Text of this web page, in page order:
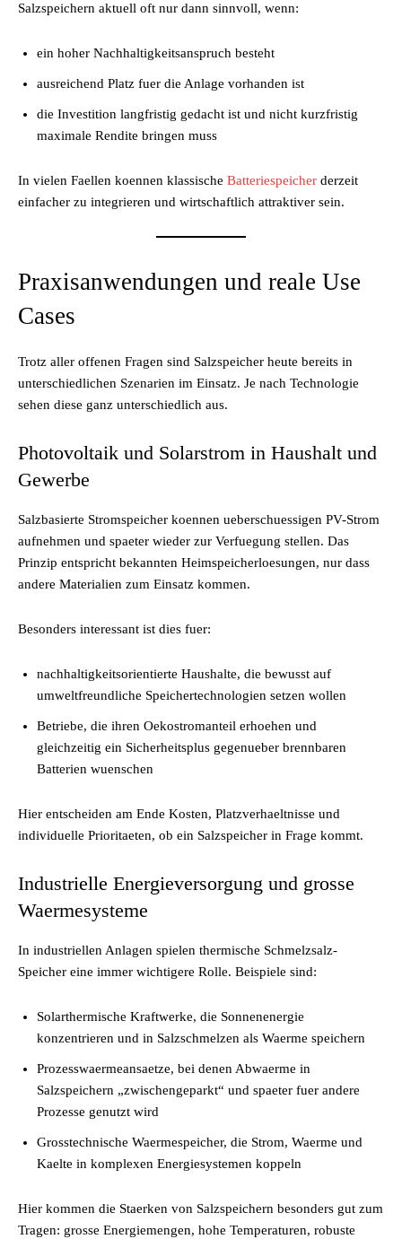
Salzspeichern aktuell oft nur dann sinnvoll, wenn:
ein hoher Nachhaltigkeitsanspruch besteht
ausreichend Platz fuer die Anlage vorhanden ist
die Investition langfristig gedacht ist und nicht kurzfristig
maximale Rendite bringen muss
In vielen Faellen koennen klassische Batteriespeicher derzeit
einfacher zu integrieren und wirtschaftlich attraktiver sein.
Praxisanwendungen und reale Use
Cases
Trotz aller offenen Fragen sind Salzspeicher heute bereits in
unterschiedlichen Szenarien im Einsatz. Je nach Technologie
sehen diese ganz unterschiedlich aus.
Photovoltaik und Solarstrom in Haushalt und
Gewerbe
Salzbasierte Stromspeicher koennen ueberschuessigen PV-Strom
aufnehmen und spaeter wieder zur Verfuegung stellen. Das
Prinzip entspricht bekannten Heimspeicherloesungen, nur dass
andere Materialien zum Einsatz kommen.
Besonders interessant ist dies fuer:
nachhaltigkeitsorientierte Haushalte, die bewusst auf
umweltfreundliche Speichertechnologien setzen wollen
Betriebe, die ihren Oekostromanteil erhoehen und
gleichzeitig ein Sicherheitsplus gegenueber brennbaren
Batterien wuenschen
Hier entscheiden am Ende Kosten, Platzverhaeltnisse und
individuelle Prioritaeten, ob ein Salzspeicher in Frage kommt.
Industrielle Energieversorgung und grosse
Waermesysteme
In industriellen Anlagen spielen thermische Schmelzsalz-
Speicher eine immer wichtigere Rolle. Beispiele sind:
Solarthermische Kraftwerke, die Sonnenenergie
konzentrieren und in Salzschmelzen als Waerme speichern
Prozesswaermeansaetze, bei denen Abwaerme in
Salzspeichern „zwischengeparkt“ und spaeter fuer andere
Prozesse genutzt wird
Grosstechnische Waermespeicher, die Strom, Waerme und
Kaelte in komplexen Energiesystemen koppeln
Hier kommen die Staerken von Salzspeichern besonders gut zum
Tragen: grosse Energiemengen, hohe Temperaturen, robuste